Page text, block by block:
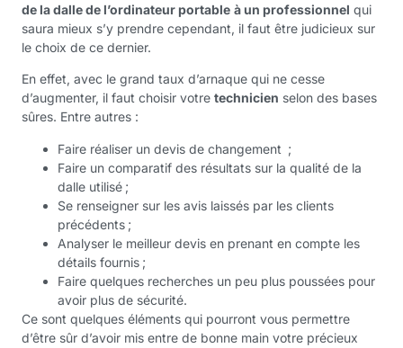
de la dalle de l’ordinateur portable à un professionnel qui
saura mieux s’y prendre cependant, il faut être judicieux sur
le choix de ce dernier.
En effet, avec le grand taux d’arnaque qui ne cesse
d’augmenter, il faut choisir votre technicien selon des bases
sûres. Entre autres :
Faire réaliser un devis de changement ;
Faire un comparatif des résultats sur la qualité de la
dalle utilisé ;
Se renseigner sur les avis laissés par les clients
précédents ;
Analyser le meilleur devis en prenant en compte les
détails fournis ;
Faire quelques recherches un peu plus poussées pour
avoir plus de sécurité.
Ce sont quelques éléments qui pourront vous permettre
d’être sûr d’avoir mis entre de bonne main votre précieux